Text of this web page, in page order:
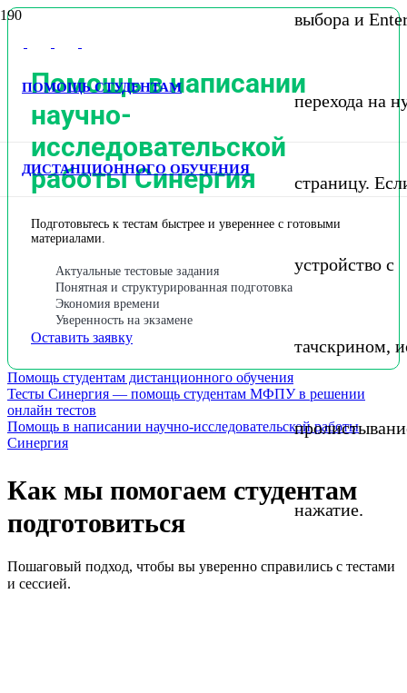
ПОМОЩЬ СТУДЕНТАМ
ДИСТАНЦИОННОГО ОБУЧЕНИЯ
выбора и
перехода на
страницу.
устройство с
тачскрином,
нажатие.
Помощь в написании
научно-
исследовательской
работы Синергия
Подготовьтесь к тестам быстрее и увереннее с готовыми
материалами.
Актуальные тестовые задания
Понятная и структурированная подготовка
Экономия времени
Уверенность на экзамене
Оставить заявку
Помощь студентам дистанционного обучения
Тесты Синергия — помощь студентам МФПУ в решении
онлайн тестов
Помощь в написании научно-исследовательской работы
Синергия
Как мы помогаем студентам
подготовиться
Пошаговый подход, чтобы вы уверенно справились с тестами
и сессией.